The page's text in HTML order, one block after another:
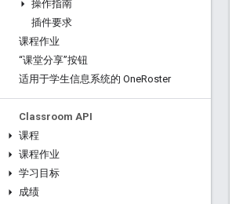
操作指南
插件要求
课程作业
“课堂分享”按钮
适用于学生信息系统的 OneRoster
Classroom API
课程
课程作业
学习目标
成绩